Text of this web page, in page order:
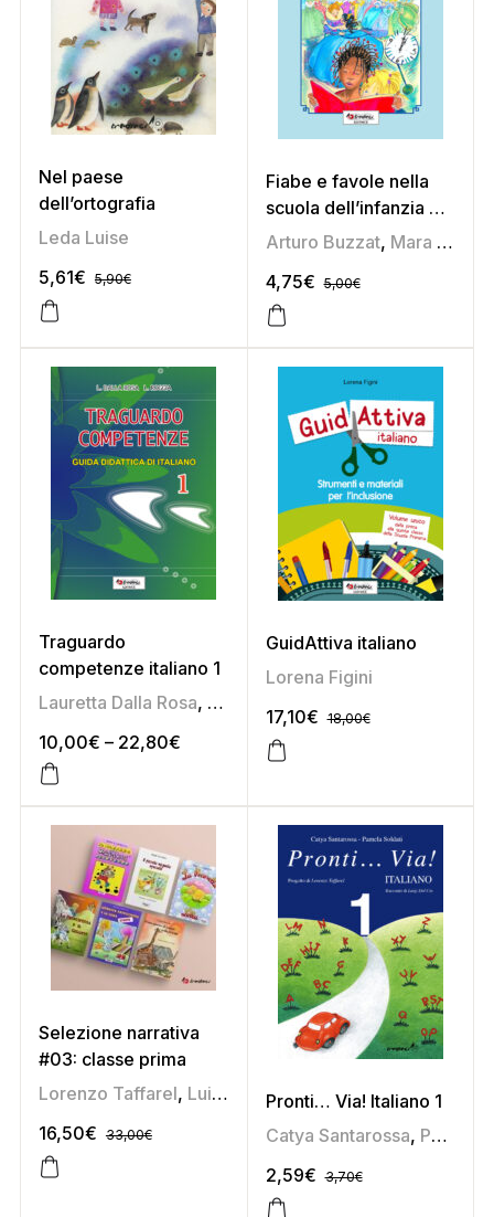
Nel paese
dell’ortografia
Leda Luise
5,61€ 5,90€
Fiabe e favole nella
scuola dell’infanzia e
primaria
Arturo Buzzat, Mara De Monte
4,75€ 5,00€
Traguardo
competenze italiano 1
Lauretta Dalla Rosa, Liliana Roggia
10,00€ – 22,80€
GuidAttiva italiano
Lorena Figini
17,10€ 18,00€
Selezione narrativa
#03: classe prima
Lorenzo Taffarel, Luigi Dal Cin ,Marco Capretta ,
16,50€ 33,00€
Pronti… Via! Italiano 1
Catya Santarossa, Pamela Soldati
2,59€ 3,70€